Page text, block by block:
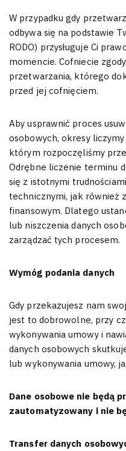
W przypadku gdy
odbywa się na podstawie
RODO) przysługuje Ci
momencie. Cofniecie
przetwarzania, którego
przed jej cofnięciem.
Aby usprawnić proces
osobowych, okresy
którym rozpoczęliśmy
Odrębne liczenie terminu
się z istotnymi
technicznymi, jak również
finansowym. Dlatego
lub niszczenia danych
zarządzać tych procesem.
Wymóg podania danych
Gdy przekazujesz nam
jest to dobrowolne, przy
wykonywania umowy i
danych osobowych
lub wykonywania umowy,
Dane osobowe nie będą
zautomatyzowany i nie
Transfer danych